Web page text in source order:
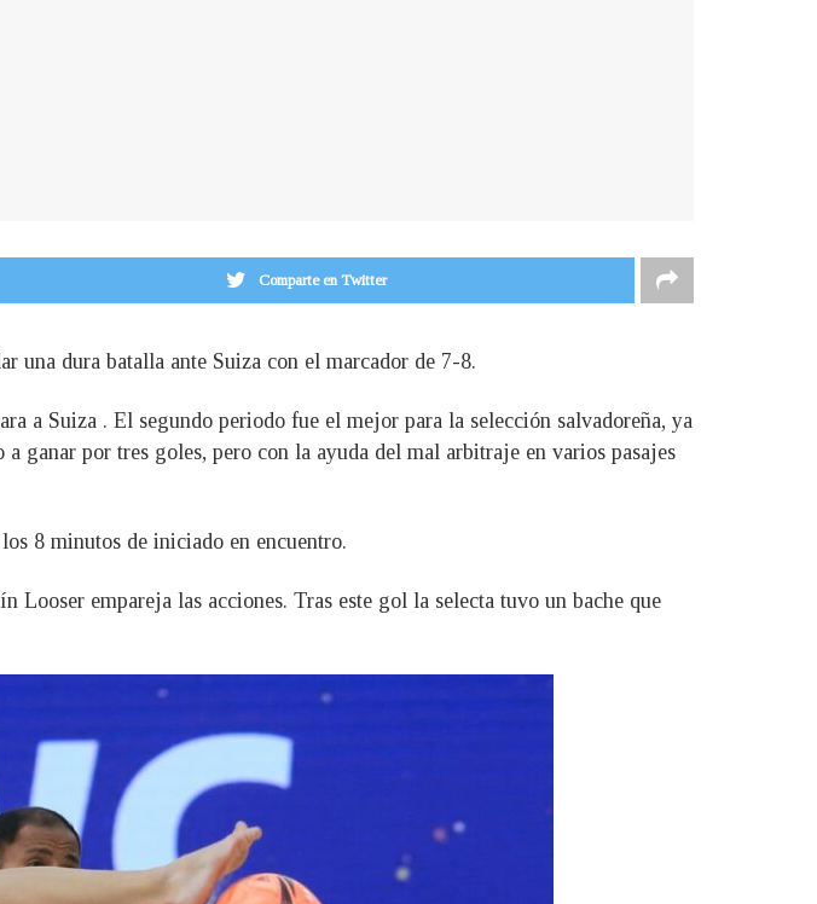
Comparte en Twitter
una dura batalla ante Suiza con el marcador de 7-8.
a Suiza . El segundo periodo fue el mejor para la selección salvadoreña, ya
ganar por tres goles, pero con la ayuda del mal arbitraje en varios pasajes
8 minutos de iniciado en encuentro.
empareja las acciones. Tras este gol la selecta tuvo un bache que